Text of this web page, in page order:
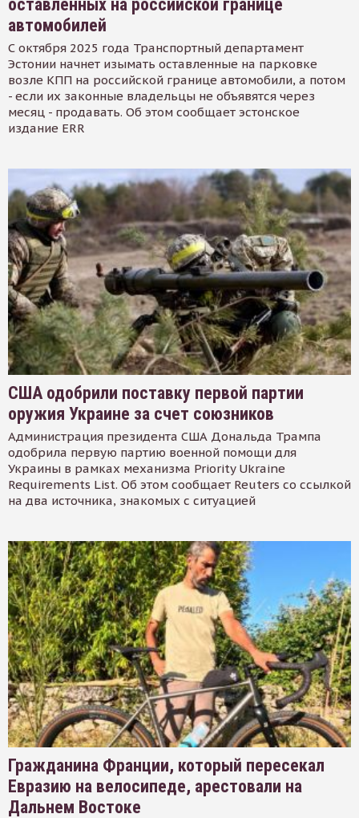
оставленных на российской границе
автомобилей
С октября 2025 года Транспортный департамент
Эстонии начнет изымать оставленные на парковке
возле КПП на российской границе автомобили, а потом
- если их законные владельцы не объявятся через
месяц - продавать. Об этом сообщает эстонское
издание ERR
США одобрили поставку первой партии
оружия Украине за счет союзников
Администрация президента США Дональда Трампа
одобрила первую партию военной помощи для
Украины в рамках механизма Priority Ukraine
Requirements List. Об этом сообщает Reuters со ссылкой
на два источника, знакомых с ситуацией
Гражданина Франции, который пересекал
Евразию на велосипеде, арестовали на
Дальнем Востоке